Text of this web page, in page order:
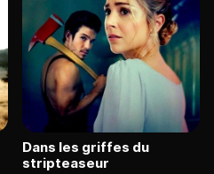
Dans les griffes du
stripteaseur